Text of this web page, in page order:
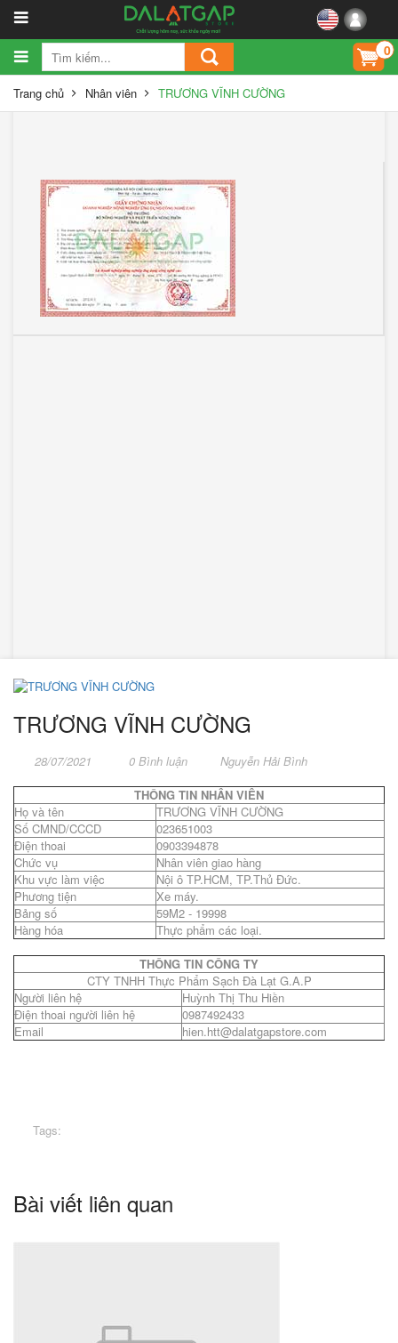
0
Trang chủ Nhân viên TRƯƠNG VĨNH CƯỜNG
TRƯƠNG VĨNH CƯỜNG
28/07/2021 0 Bình luận
Nguyễn Hải Bình
THÔNG TIN NHÂN VIÊN
Họ và tên
TRƯƠNG VĨNH CƯỜNG
Số CMND/CCCD
023651003
Điện thoai
0903394878
Chức vụ
Nhân viên giao hàng
Khu vực làm việc
Nội ô TP.HCM, TP.Thủ Đức.
Phương tiện
Xe máy.
Bảng số
59M2 - 19998
Hàng hóa
Thực phẩm các loại.
THÔNG TIN CÔNG TY
CTY TNHH Thực Phẩm Sạch Đà Lạt G.A.P
Người liên hệ
Huỳnh Thị Thu Hiền
Điện thoai người liên hệ
0987492433
Email
hien.htt@dalatgapstore.com
Tags:
Bài viết liên quan